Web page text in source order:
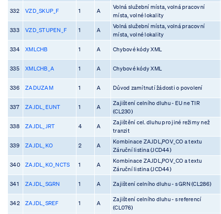
332 VZD_SKUP_F 1 A
Volná služební místa, volná pracovní
místa, volné lokality
333 VZD_STUPEN_F 1 A
Volná služební místa, volná pracovní
místa, volné lokality
334 XMLCHB 1 A Chybové kódy XML
335 XMLCHB_A 1 A Chybové kódy XML
336 ZADUZAM 1 A Důvod zamítnutí žádosti o povolení
337 ZAJDL_EUNT 1 A
Zajištení celního dluhu - EU ne TIR
(CL230)
338 ZAJDL_JRT 4 A
Zajištění cel. dluhu pro jiné režimy než
tranzit
339 ZAJDL_KO 2 A
Kombinace ZAJDL,POV_CO a textu
Záruční listina (JCD44)
340 ZAJDL_KO_NCTS 1 A
Kombinace ZAJDL,POV_CO a textu
Záruční listina (JCD44)
341 ZAJDL_SGRN 1 A Zajištení celního dluhu - s GRN (CL286)
342 ZAJDL_SREF 1 A
Zajištení celního dluhu - s referencí
(CL076)